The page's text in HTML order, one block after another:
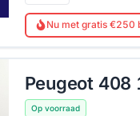
Nu met gratis €250
Peugeot 408
Op voorraad